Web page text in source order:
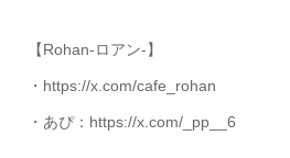
【Rohan-ロアン-】
・https://x.com/cafe_rohan
・あぴ：https://x.com/_pp__6